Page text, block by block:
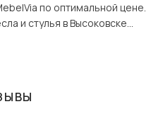
по оптимальной цене.
товаров с доставкой в
в